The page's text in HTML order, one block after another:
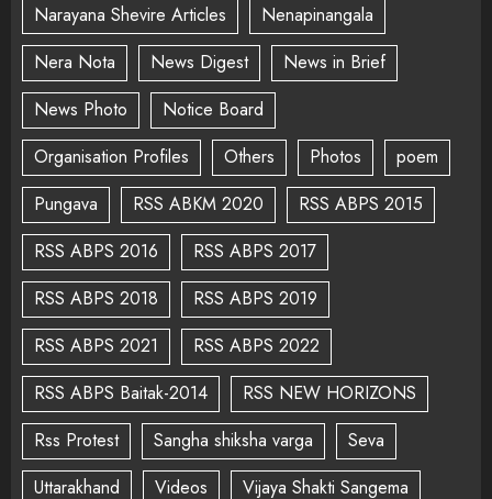
Narayana Shevire Articles
Nenapinangala
Nera Nota
News Digest
News in Brief
News Photo
Notice Board
Organisation Profiles
Others Photos
poem
Pungava
RSS ABKM 2020
RSS ABPS 2015
RSS ABPS 2016
RSS ABPS 2017
RSS ABPS 2018
RSS ABPS 2019
RSS ABPS 2021
RSS ABPS 2022
RSS ABPS Baitak-2014
RSS NEW HORIZONS
Rss Protest
Sangha shiksha varga
Seva
Uttarakhand
Videos Vijaya Shakti Sangema